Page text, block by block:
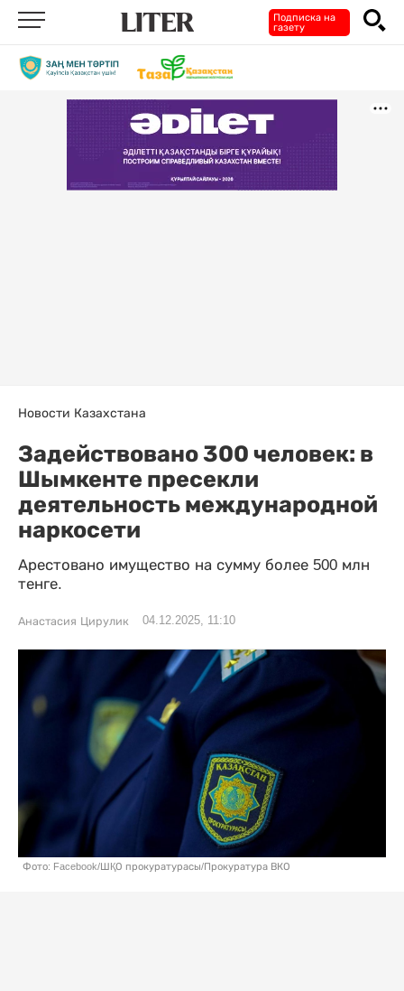
Подписка на
газету
Новости Казахстана
Задействовано 300 человек: в
Шымкенте пресекли
деятельность международной
наркосети
Арестовано имущество на сумму более 500 млн
тенге.
Анастасия Цирулик 04.12.2025, 11:10
Фото: Facebook/ШҚО прокуратурасы/Прокуратура ВКО